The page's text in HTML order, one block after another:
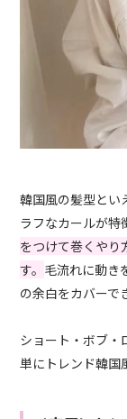
韓国風の髪型とい
ラフなカールが特
をつけて巻くやり
す。 毛流れに動き
の余白をカバーで
ショート・ボブ・
単にトレンド韓国